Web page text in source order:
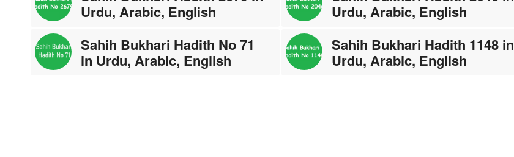
Urdu, Arabic, English
Urdu, Arabic, English
Sahih Bukhari Hadith No 71
in Urdu, Arabic, English
Sahih Bukhari Hadith 1148 in
Urdu, Arabic, English